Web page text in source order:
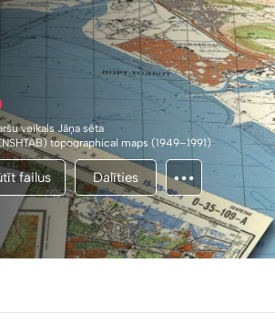
veikals Jāņa sēta
topographical maps (1949–1991)
failus Dalīties